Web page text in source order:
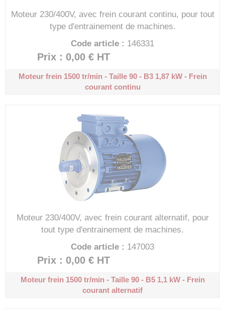
Moteur 230/400V, avec frein courant continu, pour tout
type d'entrainement de machines.
Code article : 146331
Prix : 0,00 € HT
Moteur frein 1500 tr/min - Taille 90 - B31,87 kW - Frein
courant continu
Moteur 230/400V, avec frein courant alternatif, pour
tout type d'entrainement de machines.
Code article : 147003
Prix : 0,00 € HT
Moteur frein 1500 tr/min - Taille 90 - B51,1 kW - Frein
courant alternatif